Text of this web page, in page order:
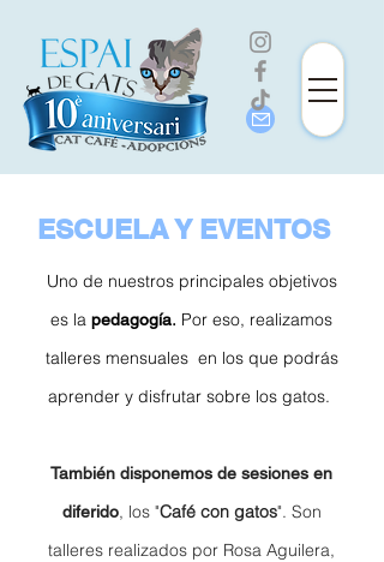
ESCUELA Y EVENTOS
Uno de nuestros principales objetivos
es la pedagogía. Por eso, realizamos
talleres mensuales en los que podrás
aprender y disfrutar sobre los gatos.
También disponemos de sesiones en
diferido, los "Café con gatos". Son
talleres realizados por Rosa Aguilera,